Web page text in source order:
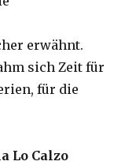
erwähnt.
sich Zeit für
für die
Lo Calzo